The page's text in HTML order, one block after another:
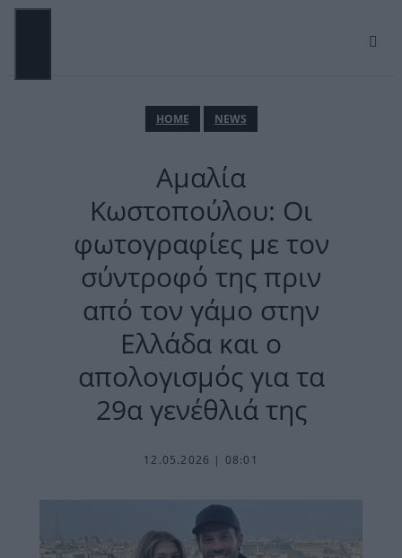
Μετάβαση
ΗΟΜΕ NEWS
Αμαλία
Κωστοπούλου: Οι
φωτογραφίες με τον
σύντροφό της πριν
από τον γάμο στην
Ελλάδα και ο
απολογισμός για τα
29α γενέθλιά της
12.05.2026 | 08:01